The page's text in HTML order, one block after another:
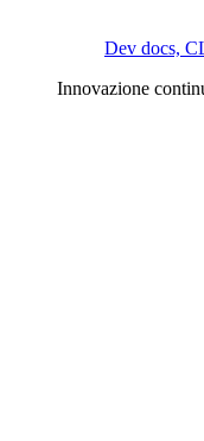
Dev docs,
Innovazione